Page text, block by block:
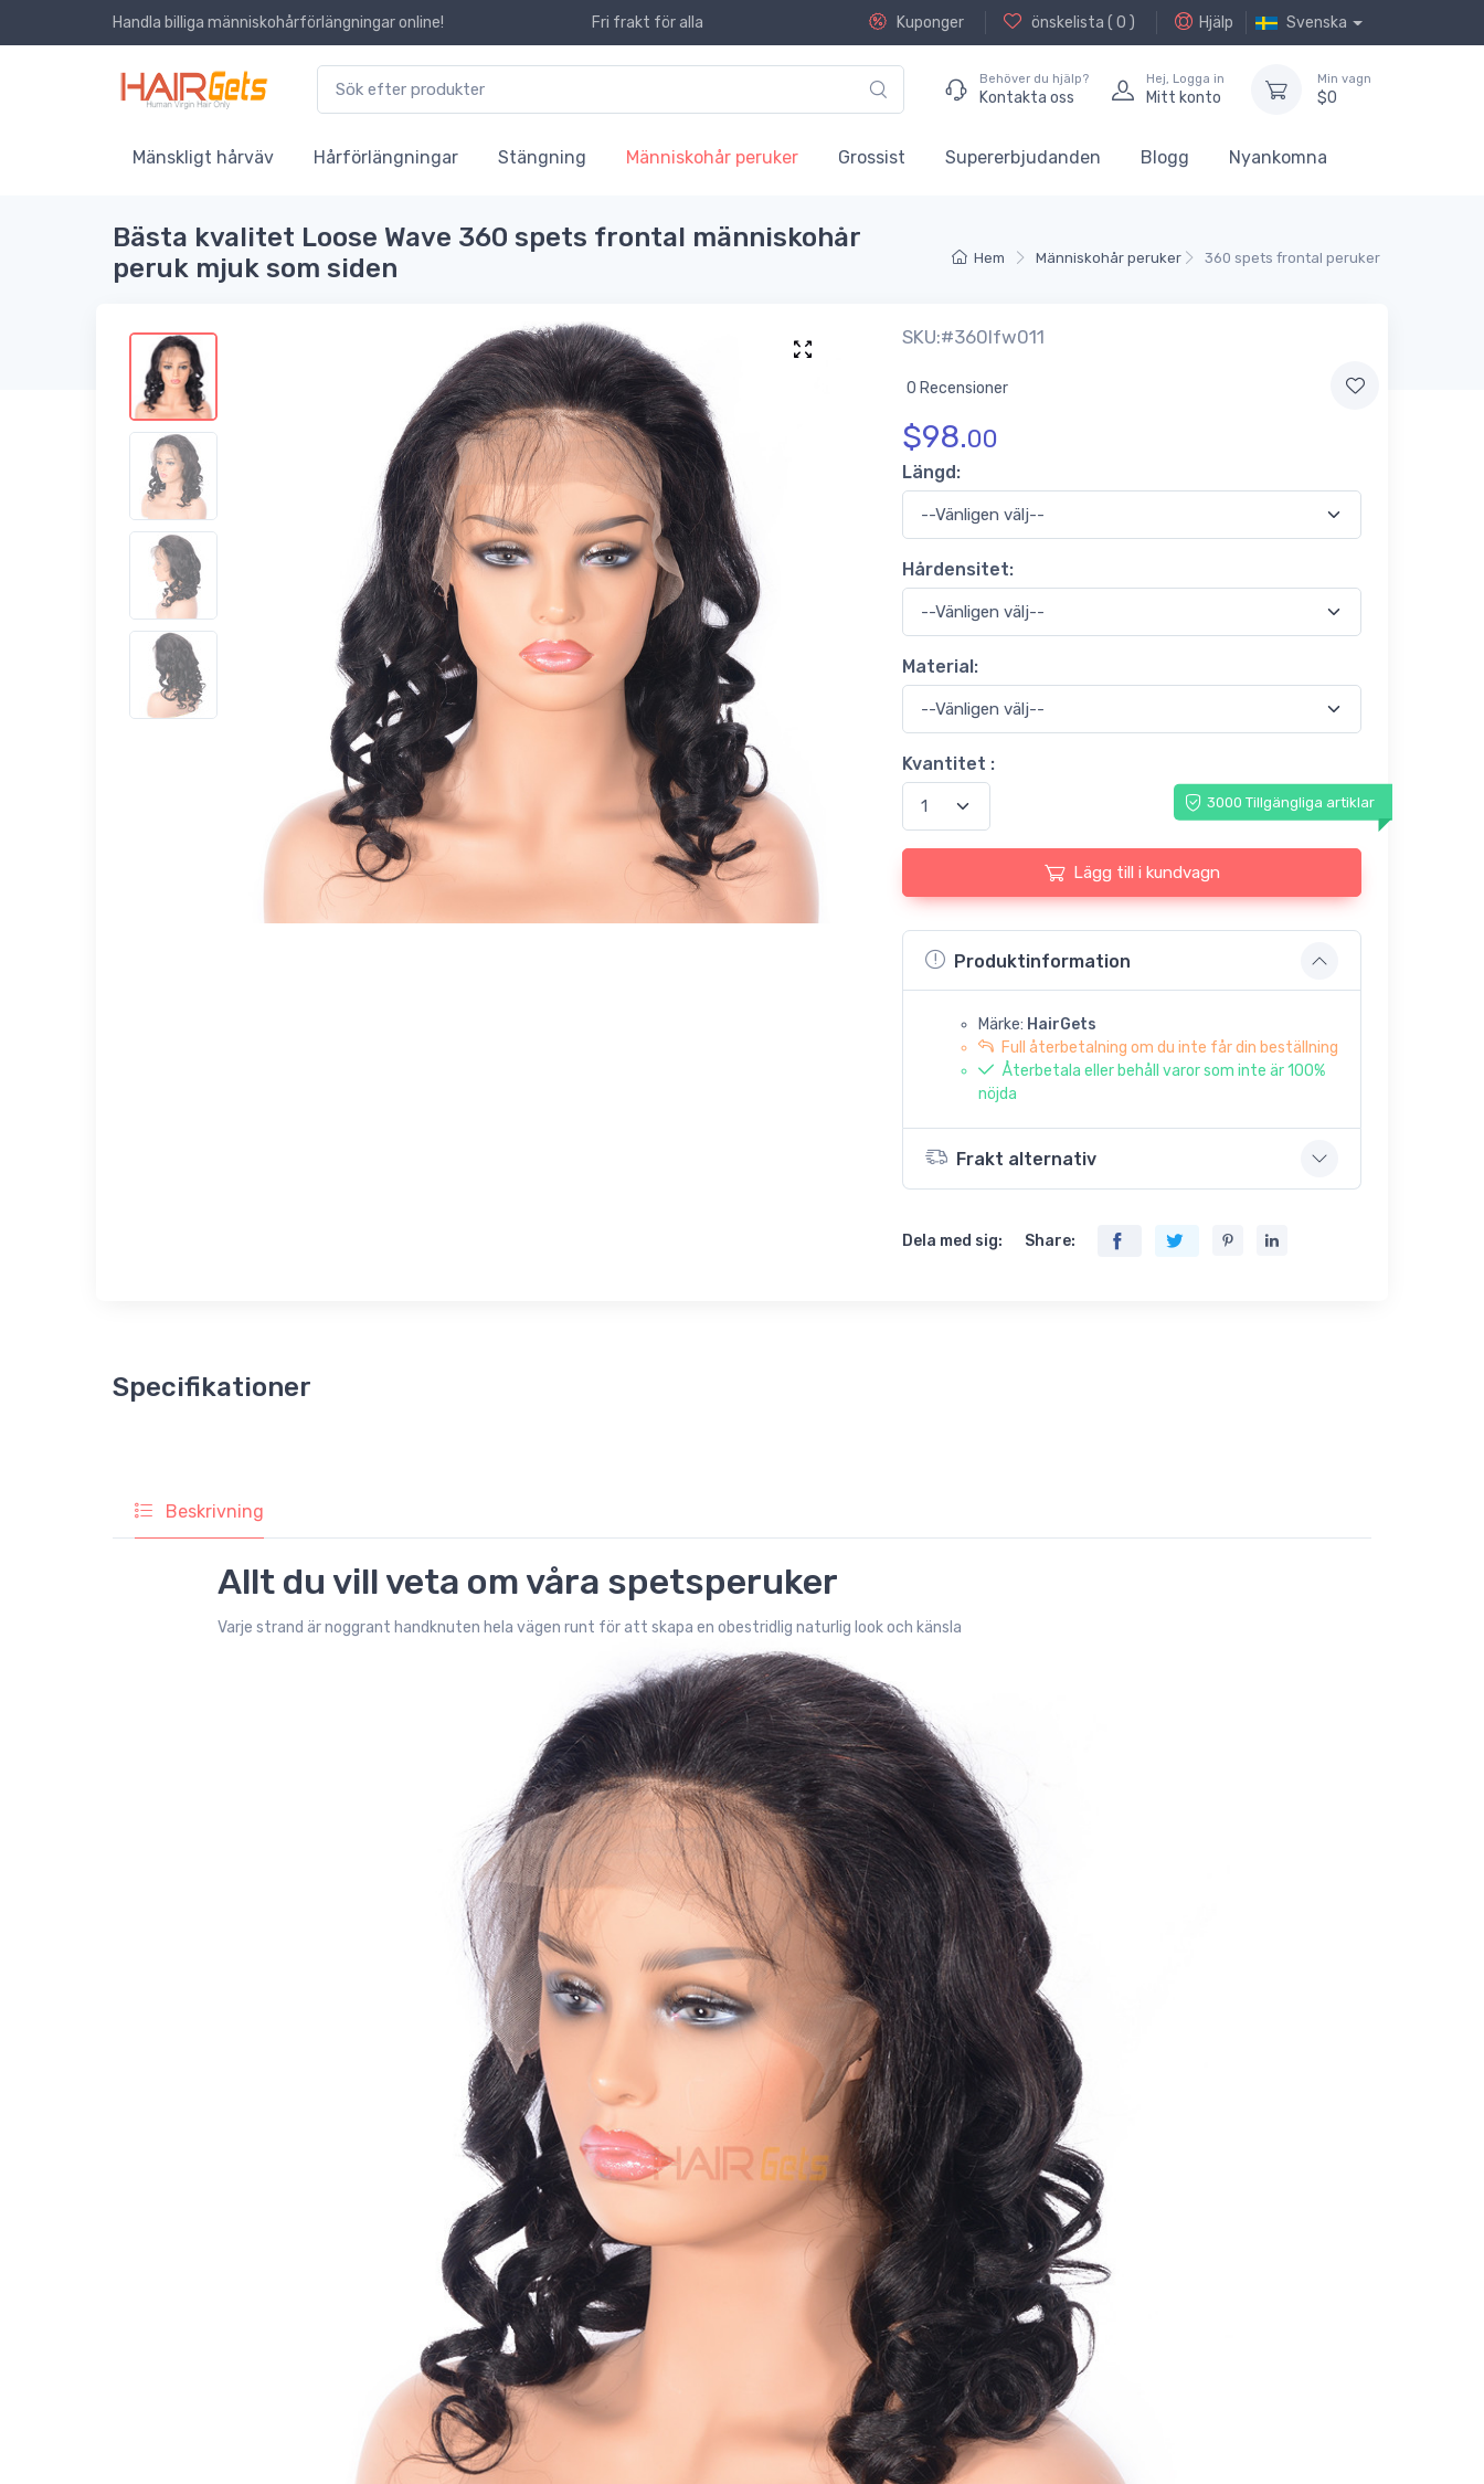
Handla billiga människohårförlängningar online! Fri frakt för alla Kuponger önskelista (0 ) Hjälp Svenska
Behöver du hjälp?
Kontakta oss
Hej, Logga in
Mitt konto
Min vagn
$0
Mänskligt hårväv Hårförlängningar Stängning Människohår peruker Grossist Supererbjudanden Blogg Nyankomna
Hem Människohår peruker 360 spets frontal peruker
Bästa kvalitet Loose Wave 360 spets frontal människohår
peruk mjuk som siden
SKU:#360lfw011
0 Recensioner
$98.00
Längd:
Hårdensitet:
Material:
Kvantitet :
3000 Tillgängliga artiklar
Lägg till i kundvagn
Produktinformation
Märke: HairGets
Full återbetalning om du inte får din beställning
Återbetala eller behåll varor som inte är 100%
nöjda
Frakt alternativ
Dela med sig: Share:
Specifikationer
Beskrivning
Allt du vill veta om våra spetsperuker
Varje strand är noggrant handknuten hela vägen runt för att skapa en obestridlig naturlig look och känsla